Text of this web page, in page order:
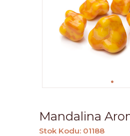
Mandalina
Stok Kodu: 01188